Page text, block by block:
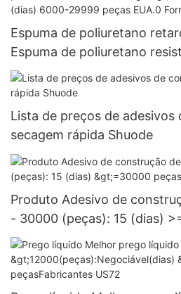
Espuma de poliuretano
Espuma de poliuretano
>15000 (peças): negociável
peças EUA.0 Fornecimento
Lista de preços de
secagem rápida Shuode
Produto Adesivo de
- 30000 (peças): 15 (dias)
Fornecimento